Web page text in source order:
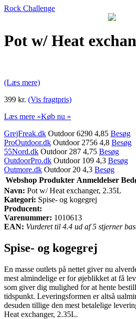
Rock Challenge
Pot w/ Heat
(Læs mere)
399 kr. (Vis fragtpris)
Læs mere »Køb nu »
GrejFreak.dk Outdoor 6290 4,85 Besøg
ProOutdoor.dk Outdoor 2756 4,8 Besøg
55Nord.dk Outdoor 287 4,75 Besøg
OutdoorPro.dk Outdoor 109 4,3 Besøg
Outmore.dk Outdoor 20 4,3 Besøg
Webshop Produkter Anmeldelser
Navn: Pot w/ Heat exchanger, 2.35L
Kategori: Spise- og kogegrej
Producent:
Varenummer: 1010613
EAN: Vurderet til 4.4 ud af 5 stjerner
Spise- og kogegrej
En masse outlets på nettet giver nu
mest almindelige er for øjeblikket at få
som giver dig mulighed for at hente
tidspunkt. Leveringsformen er altså
desuden tillige den mest betalelige
Heat exchanger, 2.35L.